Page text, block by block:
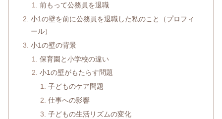
前もって公務員を退職
小1の壁を前に公務員を退職した私のこと（プロフィ
ール）
小1の壁の背景
保育園と小学校の違い
小1の壁がもたらす問題
子どものケア問題
仕事への影響
子どもの生活リズムの変化